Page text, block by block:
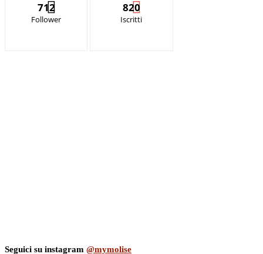
712
Follower
820
Iscritti
Seguici su instagram @mymolise